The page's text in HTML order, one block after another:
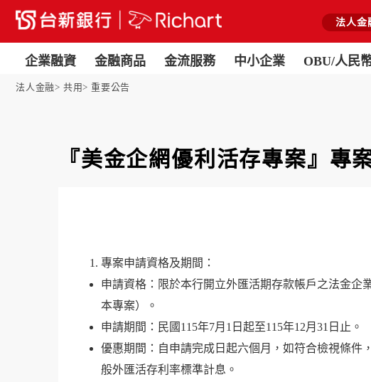
企業融資 金融商品 金流服務 中小企業 OBU/人民
法人金
法人金融 共用 重要公告
『美金企網優利活存專案』專
專案申請資格及期間：
申請資格：限於本行開立外匯活期存款帳戶之法金
本專案）。
申請期間：民國115年7月1日起至115年12月31日止。
優惠期間：自申請完成日起六個月，如符合檢視條件
般外匯活存利率標準計息。